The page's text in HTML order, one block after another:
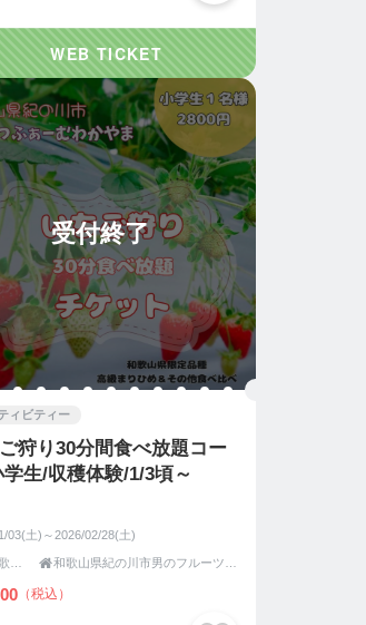
受付終了
ィビティー
狩り30分間食べ放題コー
学生/収穫体験/1/3頃～
03(土)～2026/02/28(土)

（税込）